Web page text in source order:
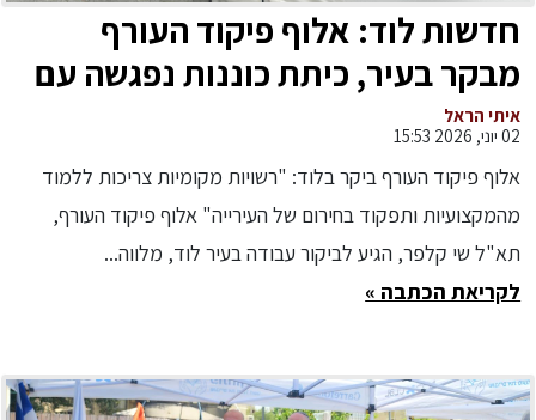
חדשות לוד: אלוף פיקוד העורף
מבקר בעיר, כיתת כוננות נפגשה עם
מטה המשטרה, "המורה של המדינה"
וספורט.
איתי הראל
02 יוני, 2026 15:53
אלוף פיקוד העורף ביקר בלוד: "רשויות מקומיות צריכות ללמוד
מהמקצועיות ותפקוד בחירום של העירייה" אלוף פיקוד העורף,
תא"ל שי קלפר, הגיע לביקור עבודה בעיר לוד, מלווה...
לקריאת הכתבה »